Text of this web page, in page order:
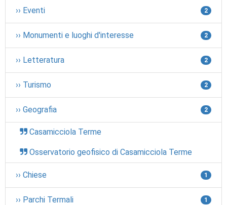
›› Eventi 2
›› Monumenti e luoghi d'interesse 2
›› Letteratura 2
›› Turismo 2
›› Geografia 2
Casamicciola Terme
Osservatorio geofisico di Casamicciola Terme
›› Chiese 1
›› Parchi Termali 1